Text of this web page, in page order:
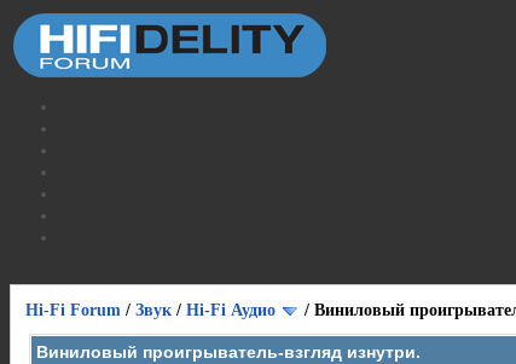
Hi-Fi Forum / Звук / Hi-Fi Аудио / Виниловый
Виниловый проигрыватель-взгляд изнутри.